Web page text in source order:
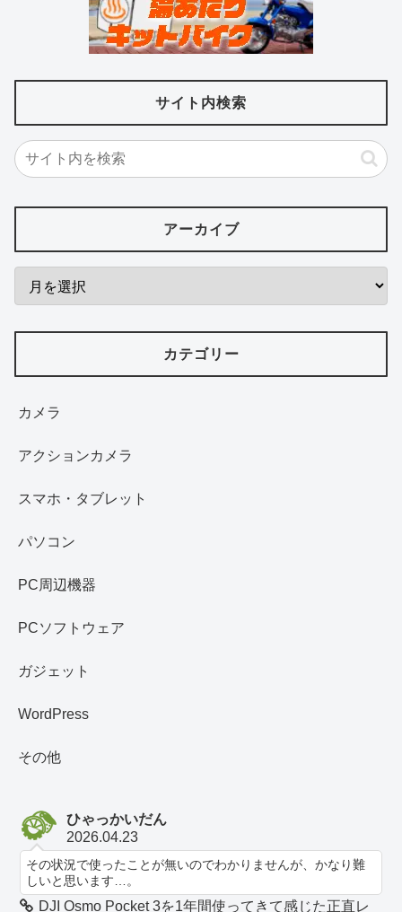
サイト内検索
アーカイブ
カテゴリー
カメラ
アクションカメラ
スマホ・タブレット
パソコン
PC周辺機器
PCソフトウェア
ガジェット
WordPress
その他
ひゃっかいだん
2026.04.23
その状況で使ったことが無いのでわかりませんが、かなり難
しいと思います…。
DJI Osmo Pocket 3を1年間使ってきて感じた正直レ